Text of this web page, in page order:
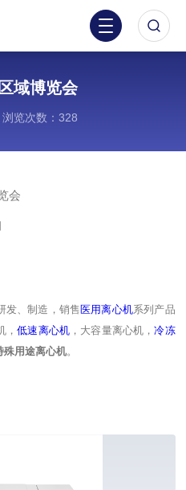
域博览会
浏览次数：328
会
发、制造，销售医用离心机系列产品
，低速离心机 ，大容量离心机，冷冻
殊用途离心机。